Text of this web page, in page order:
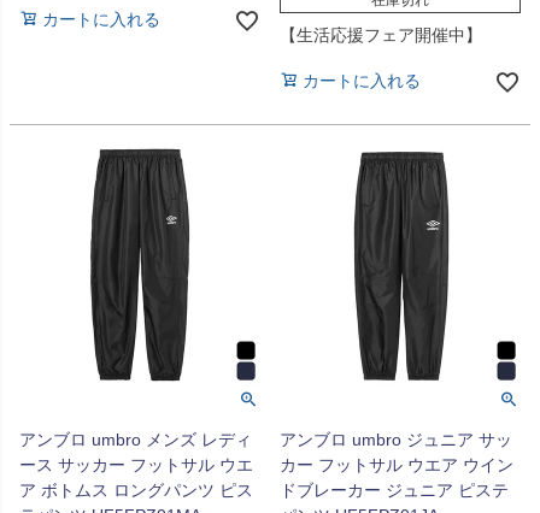
カートに入れる
【生活応援フェア開催中】
カートに入れる
アンブロ umbro メンズ レディ
ース サッカー フットサル ウエ
ア ボトムス ロングパンツ ピス
アンブロ umbro ジュニア サッ
カー フットサル ウエア ウイン
ドブレーカー ジュニア ピステ